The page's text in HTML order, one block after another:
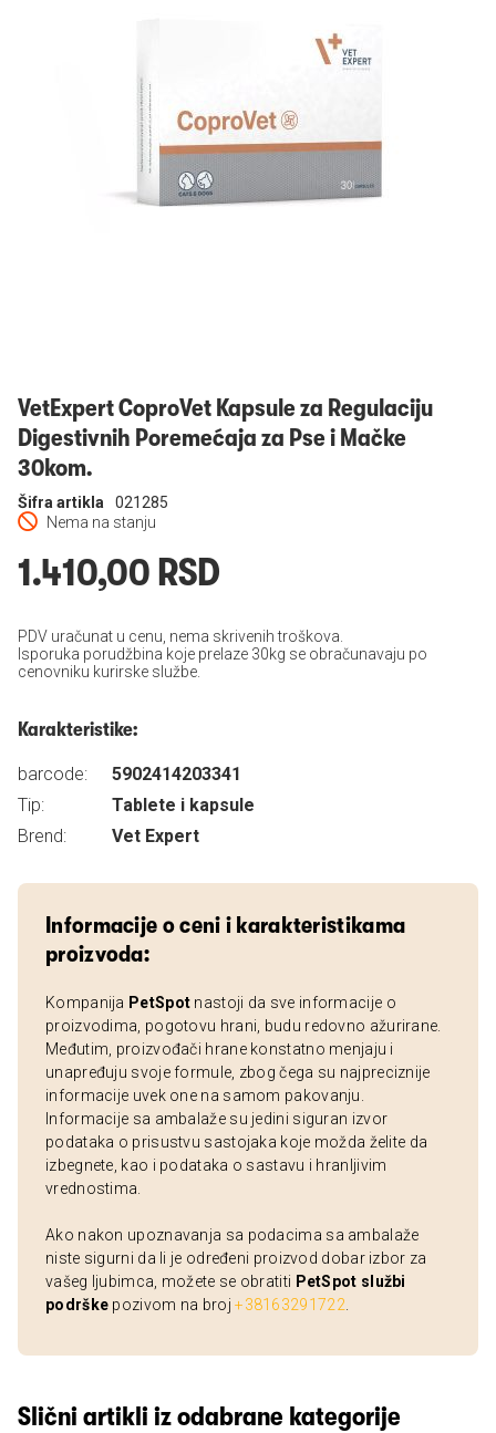
VetExpert CoproVet Kapsule za Regulaciju
Digestivnih Poremećaja za Pse i Mačke
30kom.
Nema na stanju
Šifra artikla 021285
1.410,00 RSD
PDV uračunat u cenu, nema skrivenih troškova.
Isporuka porudžbina koje prelaze 30kg se obračunavaju po
cenovniku kurirske službe.
Karakteristike:
barcode:
5902414203341
Tip:
Tablete i kapsule
Brend:
Vet Expert
Informacije o ceni i karakteristikama
proizvoda:
Kompanija PetSpot nastoji da sve informacije o
proizvodima, pogotovu hrani, budu redovno ažurirane.
Međutim, proizvođači hrane konstatno menjaju i
unapređuju svoje formule, zbog čega su najpreciznije
informacije uvek one na samom pakovanju.
Informacije sa ambalaže su jedini siguran izvor
podataka o prisustvu sastojaka koje možda želite da
izbegnete, kao i podataka o sastavu i hranljivim
vrednostima.
Ako nakon upoznavanja sa podacima sa ambalaže
niste sigurni da li je određeni proizvod dobar izbor za
vašeg ljubimca, možete se obratiti PetSpot službi
podrške pozivom na broj+38163291722
Slični artikli iz odabrane kategorije